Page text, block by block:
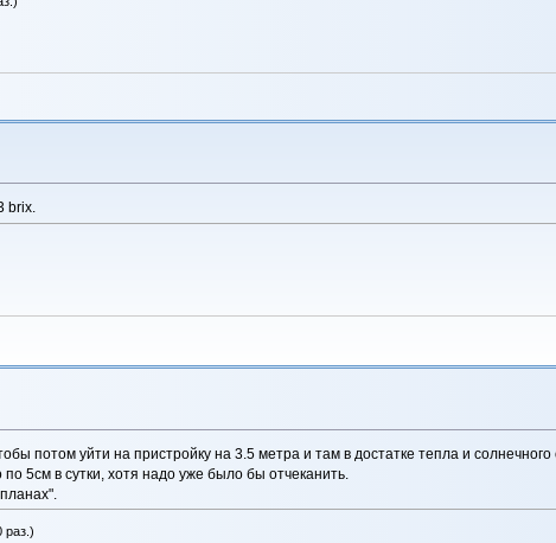
brix.
потом уйти на пристройку на 3.5 метра и там в достатке тепла и
5см в сутки, хотя надо уже было бы отчеканить.
раз.)